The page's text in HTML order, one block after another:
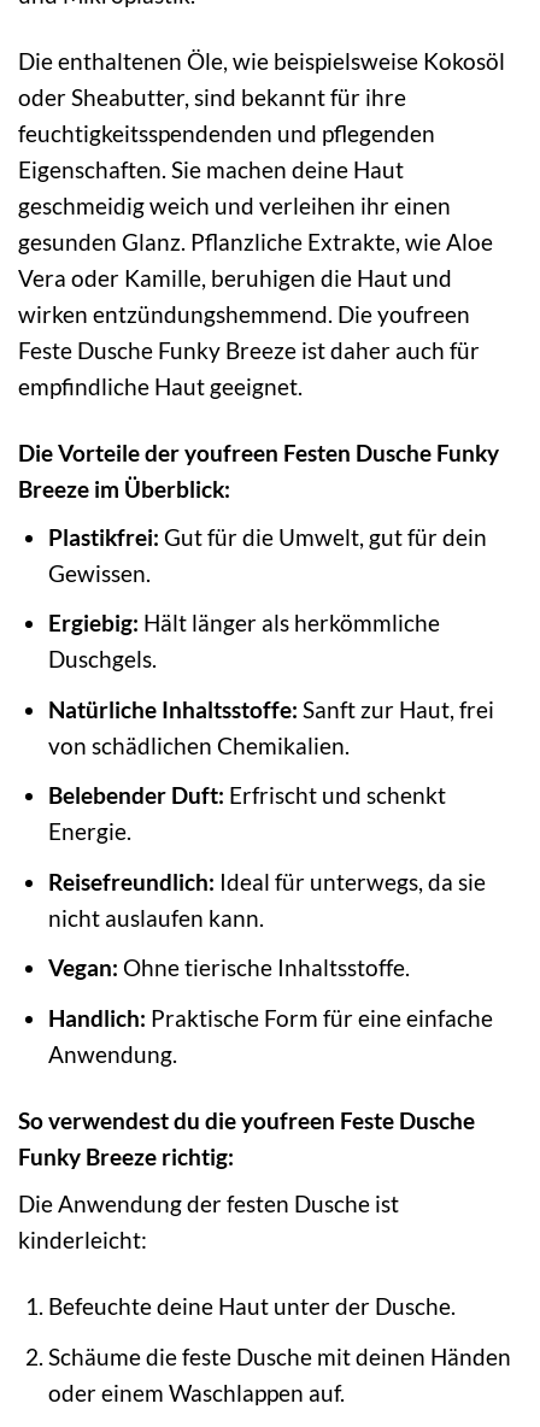
Die enthaltenen Öle, wie beispielsweise Kokosöl
oder Sheabutter, sind bekannt für ihre
feuchtigkeitsspendenden und pflegenden
Eigenschaften. Sie machen deine Haut
geschmeidig weich und verleihen ihr einen
gesunden Glanz. Pflanzliche Extrakte, wie Aloe
Vera oder Kamille, beruhigen die Haut und
wirken entzündungshemmend. Die youfreen
Feste Dusche Funky Breeze ist daher auch für
empfindliche Haut geeignet.
Die Vorteile der youfreen Festen Dusche Funky
Breeze im Überblick:
Plastikfrei: Gut für die Umwelt, gut für dein
Gewissen.
Ergiebig: Hält länger als herkömmliche
Duschgels.
Natürliche Inhaltsstoffe: Sanft zur Haut, frei
von schädlichen Chemikalien.
Belebender Duft: Erfrischt und schenkt
Energie.
Reisefreundlich: Ideal für unterwegs, da sie
nicht auslaufen kann.
Vegan: Ohne tierische Inhaltsstoffe.
Handlich: Praktische Form für eine einfache
Anwendung.
So verwendest du die youfreen Feste Dusche
Funky Breeze richtig:
Die Anwendung der festen Dusche ist
kinderleicht:
Befeuchte deine Haut unter der Dusche.
Schäume die feste Dusche mit deinen Händen
oder einem Waschlappen auf.